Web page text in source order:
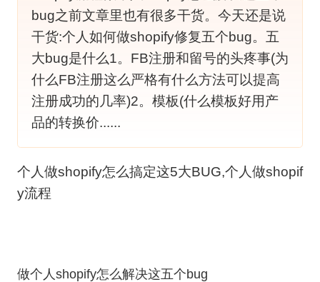
bug之前文章里也有很多干货。今天还是说
干货:个人如何做shopify修复五个bug。五
大bug是什么1。FB注册和留号的头疼事(为
什么FB注册这么严格有什么方法可以提高
注册成功的几率)2。模板(什么模板好用产
品的转换价......
个人做shopify怎么搞定这5大BUG,个人做shopif
y流程
做个人shopify怎么解决这五个bug